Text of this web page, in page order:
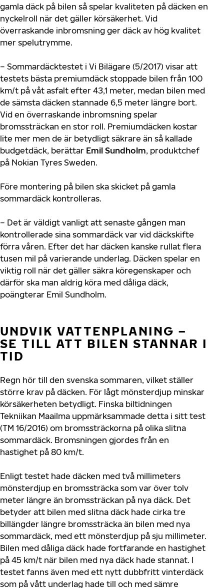
gamla däck på bilen så spelar kvaliteten på däcken en
nyckelroll när det gäller körsäkerhet. Vid
överraskande inbromsning ger däck av hög kvalitet
mer spelutrymme.
– Sommardäcktestet i Vi Bilägare (5/2017) visar att
testets bästa premiumdäck stoppade bilen från 100
km/t på våt asfalt efter 43,1 meter, medan bilen med
de sämsta däcken stannade 6,5 meter längre bort.
Vid en överraskande inbromsning spelar
bromssträckan en stor roll. Premiumdäcken kostar
lite mer men de är betydligt säkrare än så kallade
budgetdäck, berättar Emil Sundholm, produktchef
på Nokian Tyres Sweden.
Före montering på bilen ska skicket på gamla
sommardäck kontrolleras.
– Det är väldigt vanligt att senaste gången man
kontrollerade sina sommardäck var vid däckskifte
förra våren. Efter det har däcken kanske rullat flera
tusen mil på varierande underlag. Däcken spelar en
viktig roll när det gäller säkra köregenskaper och
därför ska man aldrig köra med dåliga däck,
poängterar Emil Sundholm.
UNDVIK VATTENPLANING –
SE TILL ATT BILEN STANNAR I
TID
Regn hör till den svenska sommaren, vilket ställer
större krav på däcken. För lågt mönsterdjup minskar
körsäkerheten betydligt. Finska biltidningen
Tekniikan Maailma uppmärksammade detta i sitt test
(TM 16/2016) om bromssträckorna på olika slitna
sommardäck. Bromsningen gjordes från en
hastighet på 80 km/t.
Enligt testet hade däcken med två millimeters
mönsterdjup en bromssträcka som var över tolv
meter längre än bromssträckan på nya däck. Det
betyder att bilen med slitna däck hade cirka tre
billängder längre bromssträcka än bilen med nya
sommardäck, med ett mönsterdjup på sju millimeter.
Bilen med dåliga däck hade fortfarande en hastighet
på 45 km/t när bilen med nya däck hade stannat. I
testet fanns även med ett nytt dubbfritt vinterdäck
som på vått underlag hade till och med sämre